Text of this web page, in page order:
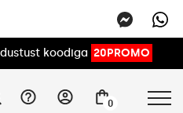
koodiga 20PROMO
0